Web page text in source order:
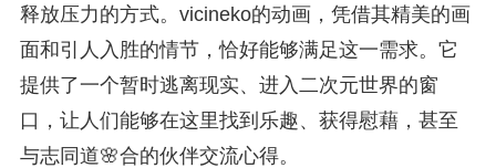
释放压力的方式。vicineko的动画，凭借其精美的画
面和引人入胜的情节，恰好能够满足这一需求。它
提供了一个暂时逃离现实、进入二次元世界的窗
口，让人们能够在这里找到乐趣、获得慰藉，甚至
与志同道🌸合的伙伴交流心得。